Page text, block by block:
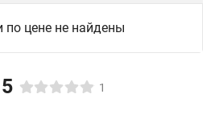
по цене не найдены
5 1